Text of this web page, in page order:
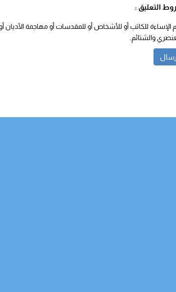
التعليق :
الإساءة للكاتب أو للأشخاص أو للمقدسات أو مهاجمة الأديان
والشتائم.